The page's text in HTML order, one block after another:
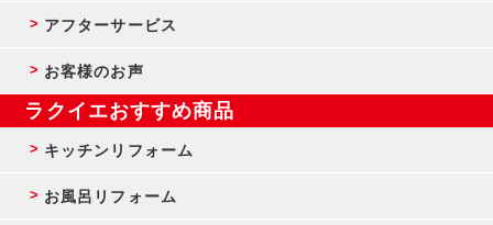
アフターサービス
お客様のお声
ラクイエおすすめ商品
キッチンリフォーム
お風呂リフォーム